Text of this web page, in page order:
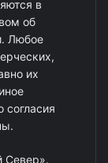
в
об
Любое
их
согласия
Север».